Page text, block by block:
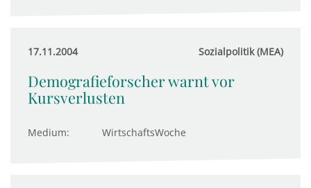
17.11.2004 Sozialpolitik (MEA)
Demografieforscher warnt vor
Kursverlusten
Medium: WirtschaftsWoche